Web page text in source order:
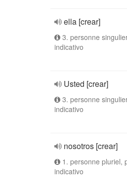
ella [crear]
3. personne
indicativo
Usted [crear]
3. personne
indicativo
nosotros [crear]
1. personne pluriel,
indicativo